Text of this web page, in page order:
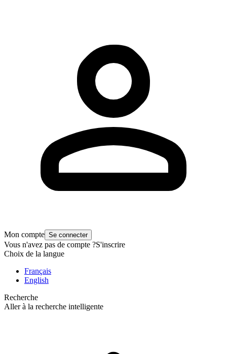
Mon compte Se connecter
Vous n'avez pas de compte ?S'inscrire
Choix de la langue
Français
English
Recherche
Aller à la recherche intelligente